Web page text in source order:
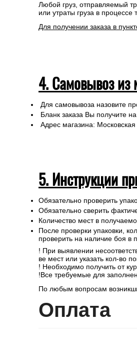
Любой груз, отправляемый
или утраты груза в процессе
Для получении заказа в
4. Самовывоз из
Для самовывоза назовите
Бланк заказа Вы получите
Адрес магазина:
5. Инструкции
Обязательно проверить
Обязательно сверить
Количество мест в
После проверки упаковки,
проверить на наличие боя в
! При выявлении
ве мест или указать кол-во
! Необходимо получить от
!Все требуемые для
По любым вопросам
Оплата